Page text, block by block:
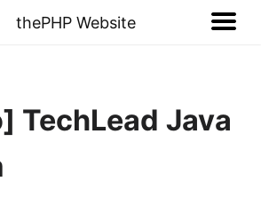
thePHP Website
TechLead Java